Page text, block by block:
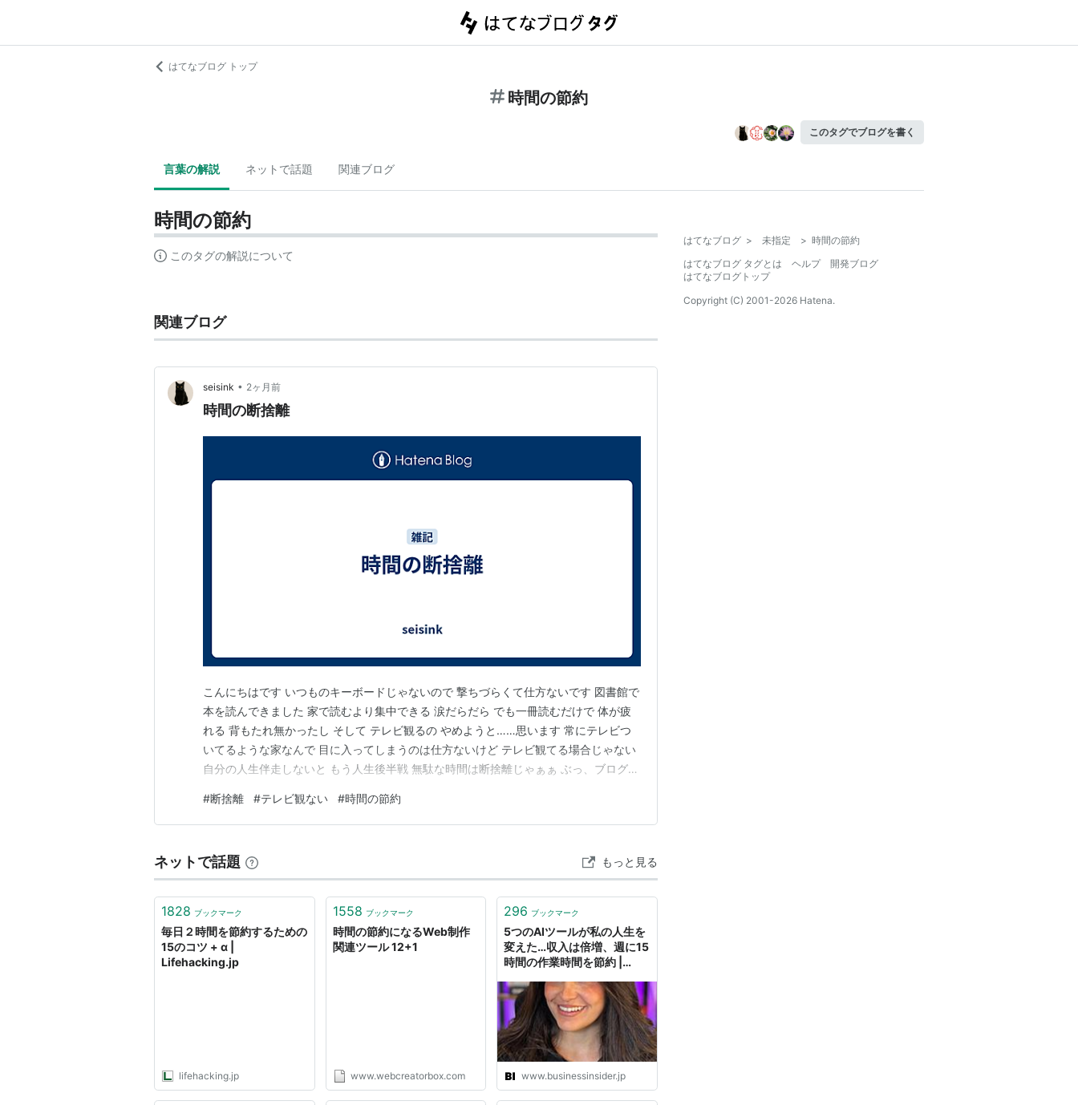
はてなブログ トップ
時間の節約
このタグでブログを書く
言葉の解説 ネットで話題 関連ブログ
時間の節約
このタグの解説について
関連ブログ
seisink • 2ヶ月前
時間の断捨離
こんにちはです いつものキーボードじゃないので 撃ちづらくて仕方ないです 図書館で
本を読んできました 家で読むより集中できる 涙だらだら でも一冊読むだけで 体が疲
れる 背もたれ無かったし そして テレビ観るの やめようと……思います 常にテレビつ
いてるような家なんで 目に入ってしまうのは仕方ないけど テレビ観てる場合じゃない
自分の人生伴走しないと もう人生後半戦 無駄な時間は断捨離じゃぁぁ ぶっ、ブログ書
#断捨離 #テレビ観ない #時間の節約
ネットで話題 もっと見る
1828 ブックマーク
毎日２時間を節約するための
15のコツ + α |
Lifehacking.jp
lifehacking.jp
1558 ブックマーク
時間の節約になるWeb制作
関連ツール 12+1
www.webcreatorbox.com
296 ブックマーク
5つのAIツールが私の人生を
変えた…収入は倍増、週に15
時間の作業時間を節約 |
www.businessinsider.jp
はてなブログ > 未指定 > 時間の節約
はてなブログ タグとは
ヘルプ
開発ブログ
はてなブログトップ
Copyright (C) 2001-2026 Hatena.